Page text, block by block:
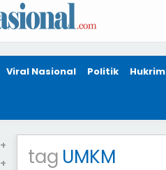
Viral Nasional Politik Hukrim
tag UMKM
+
+